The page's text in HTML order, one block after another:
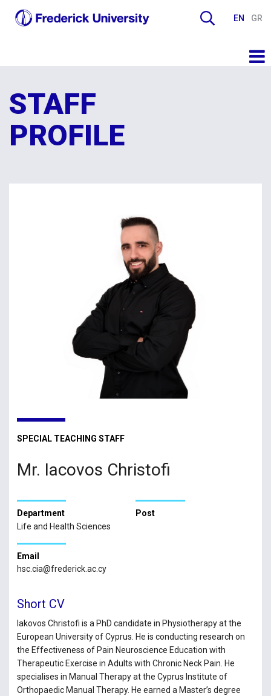
EN GR
STAFF
PROFILE
SPECIAL TEACHING STAFF
Mr. Iacovos Christofi
Department
Life and Health Sciences
Post
Email
hsc.cia@frederick.ac.cy
Short CV
Iakovos Christofi is a PhD candidate in Physiotherapy at the
European University of Cyprus. He is conducting research on
the Effectiveness of Pain Neuroscience Education with
Therapeutic Exercise in Adults with Chronic Neck Pain. He
specialises in Manual Therapy at the Cyprus Institute of
Orthopaedic Manual Therapy. He earned a Master’s degree